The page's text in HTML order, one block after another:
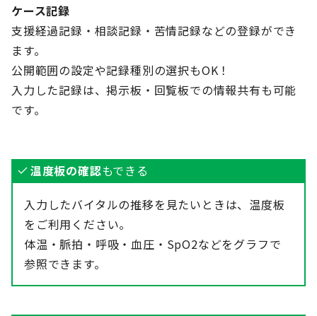
ケース記録
支援経過記録・相談記録・苦情記録などの登録ができ
ます。
公開範囲の設定や記録種別の選択もOK！
入力した記録は、掲示板・回覧板での情報共有も可能
です。
温度板の確認もできる
入力したバイタルの推移を見たいときは、温度板
をご利用ください。
体温・脈拍・呼吸・血圧・SpO2などをグラフで
参照できます。